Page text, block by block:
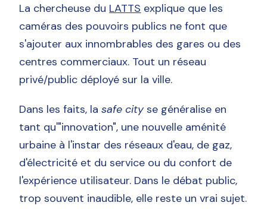
La chercheuse du LATTS explique que les
caméras des pouvoirs publics ne font que
s'ajouter aux innombrables des gares ou des
centres commerciaux. Tout un réseau
privé/public déployé sur la ville.
Dans les faits, lasafe cityse généralise en
tant qu'"innovation", une nouvelle aménité
urbaine à l'instar des réseaux d'eau, de gaz,
d'électricité et du service ou du confort de
l'expérience utilisateur. Dans le débat public,
trop souvent inaudible, elle reste un vrai sujet.